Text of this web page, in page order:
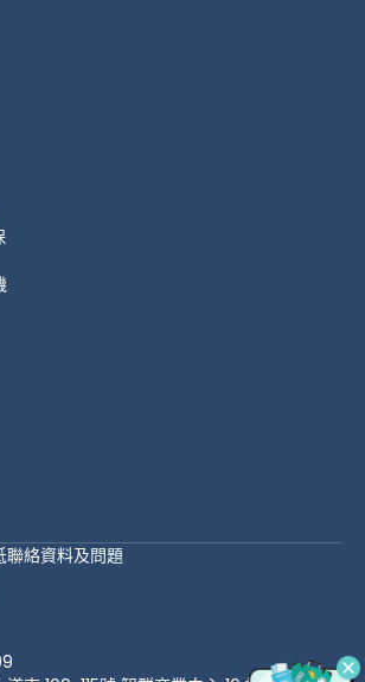
聯絡資料及問題